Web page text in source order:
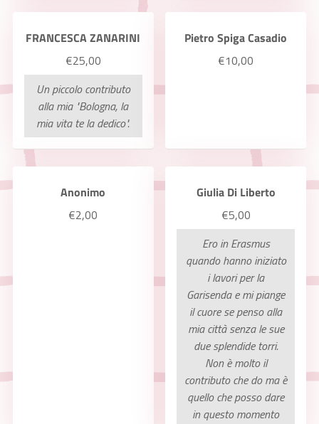
FRANCESCA ZANARINI
€25,00
Un piccolo contributo
alla mia "Bologna, la
mia vita te la dedico".
Pietro Spiga Casadio
€10,00
Anonimo
€2,00
Giulia Di Liberto
€5,00
Ero in Erasmus
quando hanno iniziato
i lavori per la
Garisenda e mi piange
il cuore se penso alla
mia città senza le sue
due splendide torri.
Non è molto il
contributo che do ma è
quello che posso dare
in questo momento